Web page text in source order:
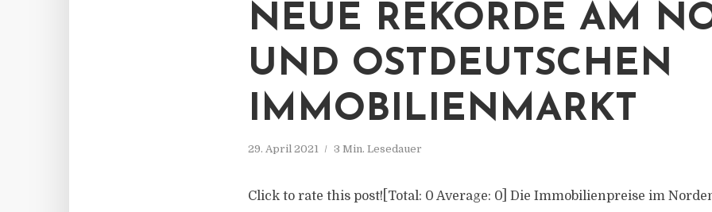
NEUE REKORDE AM
UND OSTDEUTSCHEN
IMMOBILIENMARKT
29. April 2021 3 Min. Lesedauer
Click to rate this post![Total: 0 Average: 0] Die Immobilienpreise im